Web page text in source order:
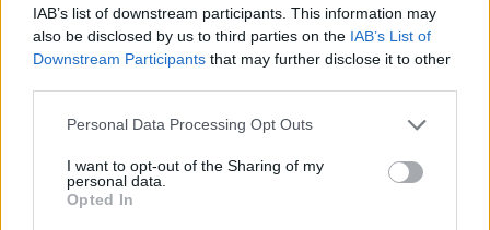
IAB’s list of downstream participants. This information may
also be disclosed by us to third parties on the IAB’s List of
Downstream Participants that may further disclose it to other
Personal Data Processing Opt Outs
I want to opt-out of the Sharing of my
personal data.
Opted In
Facebook Share on X Bluesky
κρητη